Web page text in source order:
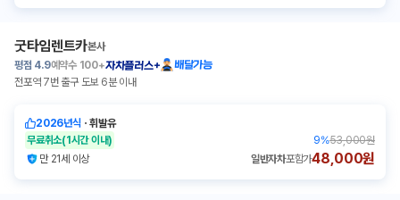
굿타임렌트카본사
평점 4.9예약수 100+자차플러스+
배달가능
전포역 7번 출구 도보 6분 이내
2026년식 ㆍ휘발유
무료취소(1시간 이내) 9%53,000원
만 21세 이상
일반자차포함가48,000원